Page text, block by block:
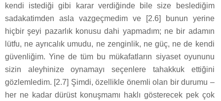
kendi istediği gibi karar verdiğinde bile size beslediğim
sadakatimden asla vazgeçmedim ve [2.6] bunun yerine
hiçbir şeyi pazarlık konusu dahi yapmadım; ne bir adamın
lütfu, ne ayrıcalık umudu, ne zenginlik, ne güç, ne de kendi
güvenliğim. Yine de tüm bu mükafatların siyaset oyununu
sizin aleyhinize oynamayı seçenlere tahakkuk ettiğini
gözlemledim. [2.7] Şimdi, özellikle önemli olan bir durumu –
her ne kadar dürüst konuşmamı haklı gösterecek pek çok